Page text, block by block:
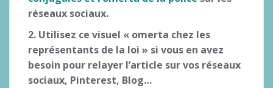
réseaux sociaux.
2. Utilisez ce visuel « omerta chez les
représentants de la loi » si vous en avez
besoin pour relayer l’article sur vos réseaux
sociaux, Pinterest, Blog…